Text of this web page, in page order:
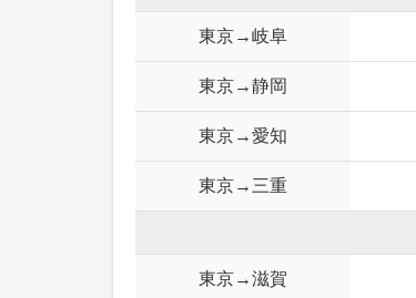
東京→岐阜
東京→静岡
東京→愛知
東京→三重
東京→滋賀